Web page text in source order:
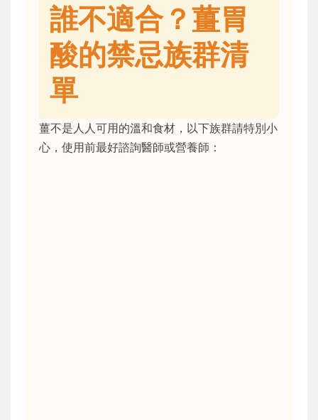
誰不適合？薑胃
酸的禁忌族群清
單
薑不是人人可用的溫和食材，以下族群請特別小
心，使用前最好諮詢醫師或營養師：